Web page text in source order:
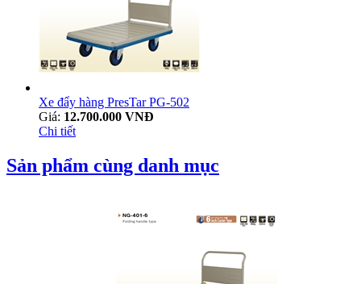
Xe đẩy hàng PresTar PG-502
Giá: 12.700.000 VNĐ
Chi tiết
Sản phẩm cùng danh mục